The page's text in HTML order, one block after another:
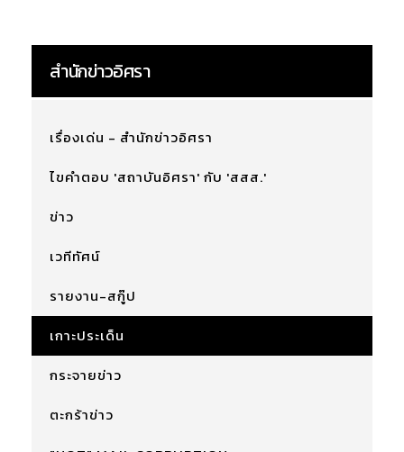
สำนักข่าวอิศรา
เรื่องเด่น - สำนักข่าวอิศรา
ไขคำตอบ 'สถาบันอิศรา' กับ 'สสส.'
ข่าว
เวทีทัศน์
รายงาน-สกู๊ป
เกาะประเด็น
กระจายข่าว
ตะกร้าข่าว